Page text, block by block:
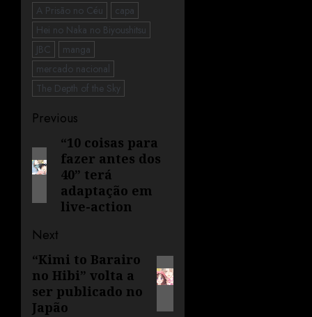
A Prisão no Céu
capa
Hei no Naka no Biyoushitsu
JBC
manga
mercado nacional
The Depth of the Sky
Previous
“10 coisas para
fazer antes dos
40” terá
adaptação em
live-action
Next
“Kimi to Barairo
no Hibi” volta a
ser publicado no
Japão